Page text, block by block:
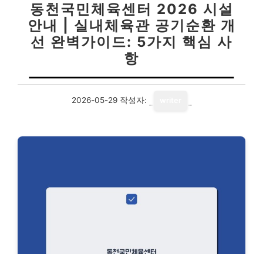
동천국민체육센터 2026 시설
안내 | 실내체육관 공기순환 개
선 완벽가이드: 5가지 핵심 사
항
2026-05-29 작성자: